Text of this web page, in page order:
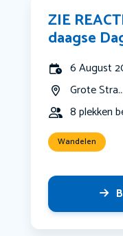
ZIE
daagse
6 August
Grote Stra...
8 plekken
Wandelen